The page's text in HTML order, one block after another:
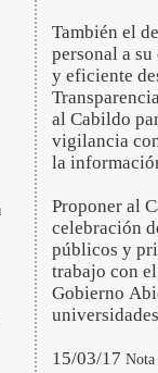
También el
personal a
y eficiente
al Cabildo
vigilancia
la
Proponer al
celebración
públicos y
trabajo con
Gobierno
15/03/17 Nota